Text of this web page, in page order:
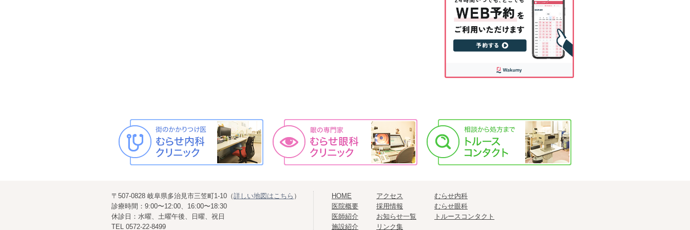
〒507-0828 岐阜県多治見市三笠町1-10（詳しい地図はこちら ）
診療時間：9:00〜12:00、16:00〜18:30
休診日：水曜、土曜午後、日曜、祝日
TEL 0572-22-8499
HOME
医院概要
医師紹介
施設紹介
アクセス
採用情報
お知らせ一覧
リンク集
むらせ内科
むらせ眼科
トルースコンタクト